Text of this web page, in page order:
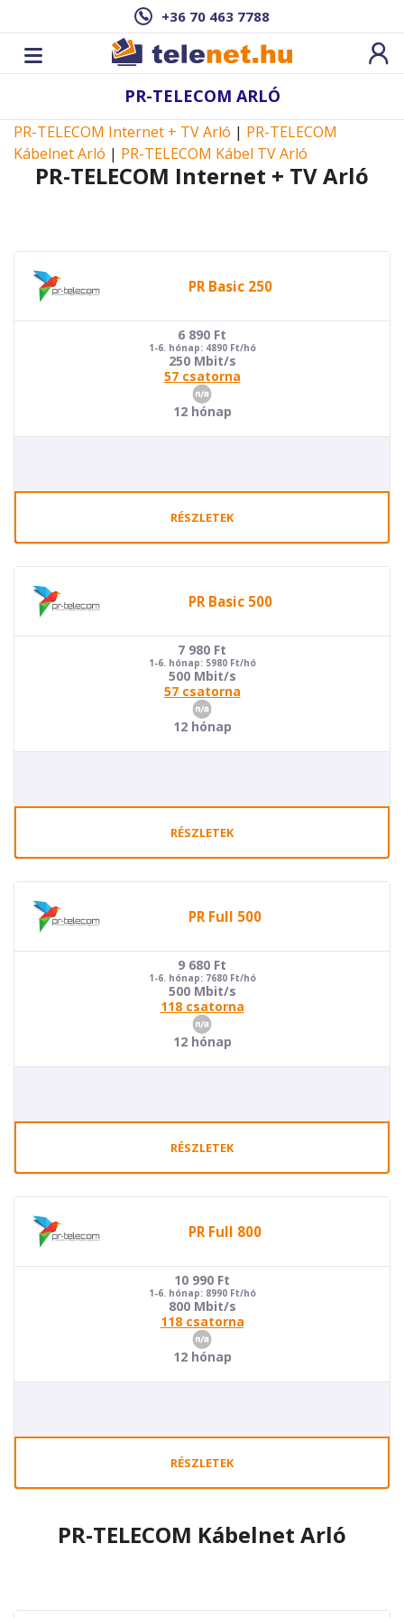
+36 70 463 7788
PR-TELECOM ARLÓ
PR-TELECOM Internet + TV Arló | PR-TELECOM
Kábelnet Arló | PR-TELECOM Kábel TV Arló
PR-TELECOM Internet + TV Arló
PR Basic 250
6 890 Ft
1-6. hónap: 4890 Ft/hó
250 Mbit/s
57 csatorna
12 hónap
RÉSZLETEK
PR Basic 500
7 980 Ft
1-6. hónap: 5980 Ft/hó
500 Mbit/s
57 csatorna
12 hónap
RÉSZLETEK
PR Full 500
9 680 Ft
1-6. hónap: 7680 Ft/hó
500 Mbit/s
118 csatorna
12 hónap
RÉSZLETEK
PR Full 800
10 990 Ft
1-6. hónap: 8990 Ft/hó
800 Mbit/s
118 csatorna
12 hónap
RÉSZLETEK
PR-TELECOM Kábelnet Arló